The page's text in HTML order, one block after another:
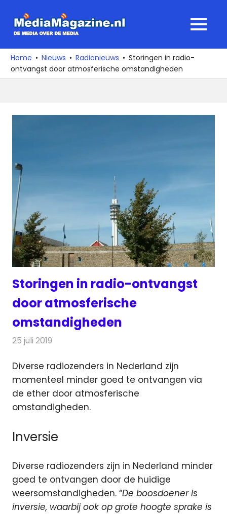
naar
media
over
de
MENU
Home Nieuws Radionieuws
Storingen in radio-
ontvangst door atmosferische omstandigheden
Storingen in radio-ontvangst
door atmosferische
omstandigheden
25 juli 2019
Diverse radiozenders in Nederland zijn
momenteel minder goed te ontvangen via
de ether door atmosferische
omstandigheden.
Inversie
Diverse radiozenders zijn in Nederland minder
goed te ontvangen door de huidige
weersomstandigheden. “De boosdoener is
inversie, waarbij ook op grote hoogte sprake is